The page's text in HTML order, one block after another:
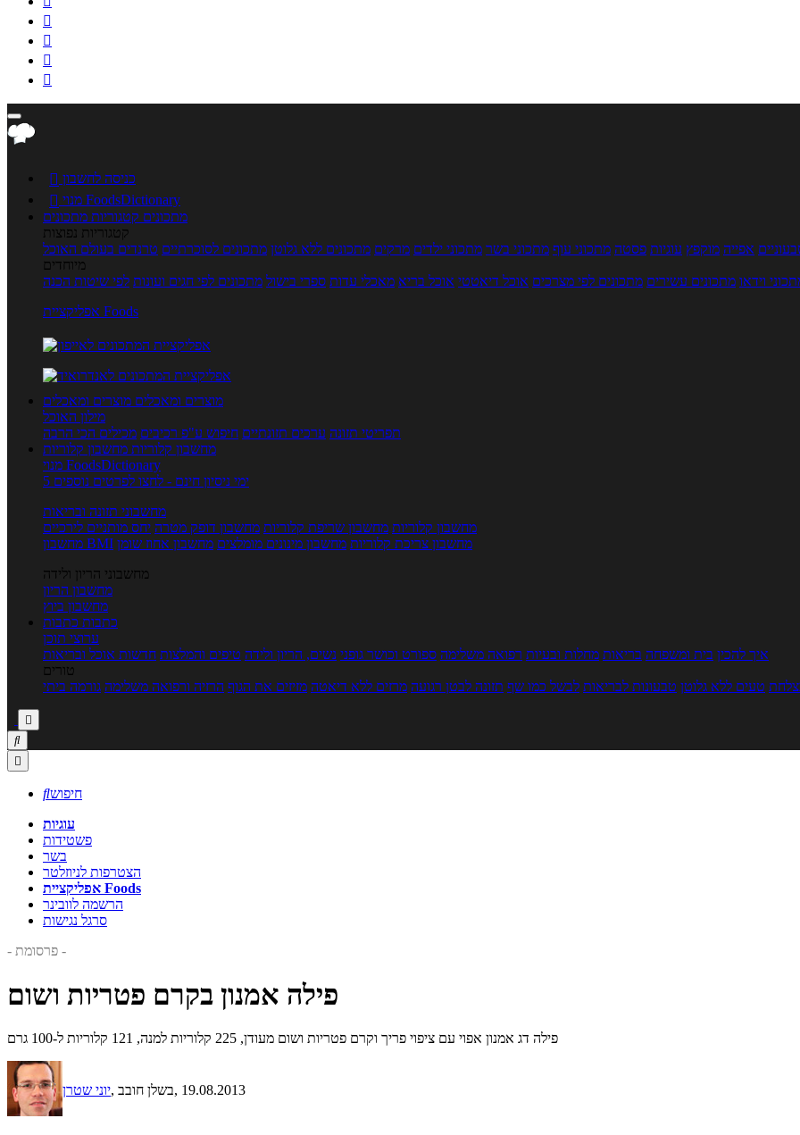




 כניסה לחשבון

מנוי FoodsDictionary
מתכונים קטגוריות מתכונים
קטגוריות נפוצות
אפייה מוקפץ עוגיות פסטה מתכוני עוף מתכוני בשר מתכוני ילדים מרקים מתכונים ללא גלוטן מתכונים לסוכרתיים טרנדים בעולם האוכל
מיוחדים
וידאו מתכונים עשירים מתכונים לפי מצרכים אוכל דיאטטי אוכל בריא מאכלי עדות ספרי בישול מתכונים לפי חגים ועונות לפי שיטות הכנה
אפליקציית Foods
מוצרים ומאכלים מוצרים ומאכלים
מילון האוכל
תפריטי תזונה ערכים תזונתיים חיפוש ע"פ רכיבים מכילים הכי הרבה
מחשבון קלוריות מחשבון קלוריות
מנוי FoodsDictionary
5 ימי ניסיון חינם - לחצו לפרטים נוספים
מחשבוני תזונה ובריאות
מחשבון קלוריות מחשבון שריפת קלוריות מחשבון דופק מטרה יחס מותניים לירכיים
מחשבון BMI
מחשבון צריכת קלוריות מחשבון מינונים מומלצים מחשבון אחוז שומן
מחשבוני הריון ולידה
מחשבון הריון
מחשבון ביוץ
כתבות כתבות
ערוצי תוכן
איך להכין בית ומשפחה בריאות מחלות ובעיות רפואה משלימה ספורט וכושר גופני נשים, הריון ולידה טיפים והמלצות חדשות אוכל ובריאות
טורים
טעים ללא גלוטן טבעונות לבריאות לבשל כמו שף תזונה לבטן רגועה מרזים ללא דיאטה מזיזים את הגוף הרזיה ורפואה משלימה גורמה ביתי



חיפוש
עוגיות
פשטידות
בשר
הצטרפות לניוזלטר
אפליקציית Foods
הרשמה לוובינר
סרגל נגישות
- פרסומת -
פילה אמנון בקרם פטריות ושום
פילה דג אמנון אפוי עם ציפוי פריך וקרם פטריות ושום מעודן, 225 קלוריות למנה, 121 קלוריות ל-100 גרם
יוני שטרן , בשלן חובב, 19.08.2013